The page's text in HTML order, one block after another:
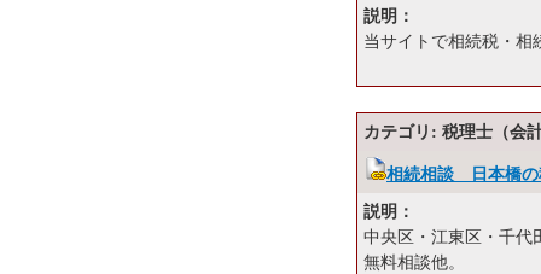
説明：
当サイトで相続税・相
カテゴリ: 税理士（会
相続相談 日本橋の
説明：
中央区・江東区・千代
無料相談他。